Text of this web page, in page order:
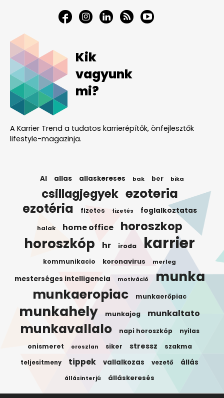
Kik
vagyunk
mi?
A Karrier Trend a tudatos karrierépítők, önfejlesztők
lifestyle-magazinja.
AI allas allaskereses bak ber bika
csillagjegyek ezoteria
ezotéria fizetes fizetés foglalkoztatas
halak home office horoszkop
horoszkóp hr iroda karrier
kommunikacio koronavirus merleg
mesterséges intelligencia motiváció munka
munkaeropiac munkaerőpiac
munkahely munkajog munkaltato
munkavallalo napi horoszkóp nyilas
onismeret oroszlan siker stressz szakma
teljesitmeny tippek vallalkozas vezető állás
állásinterjú álláskeresés